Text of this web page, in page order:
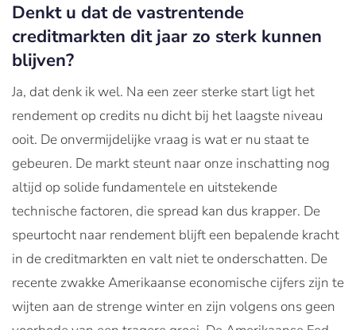
Denkt u dat de vastrentende
creditmarkten dit jaar zo sterk kunnen
blijven?
Ja, dat denk ik wel. Na een zeer sterke start ligt het
rendement op credits nu dicht bij het laagste niveau
ooit. De onvermijdelijke vraag is wat er nu staat te
gebeuren. De markt steunt naar onze inschatting nog
altijd op solide fundamentele en uitstekende
technische factoren, die spread kan dus krapper. De
speurtocht naar rendement blijft een bepalende kracht
in de creditmarkten en valt niet te onderschatten. De
recente zwakke Amerikaanse economische cijfers zijn te
wijten aan de strenge winter en zijn volgens ons geen